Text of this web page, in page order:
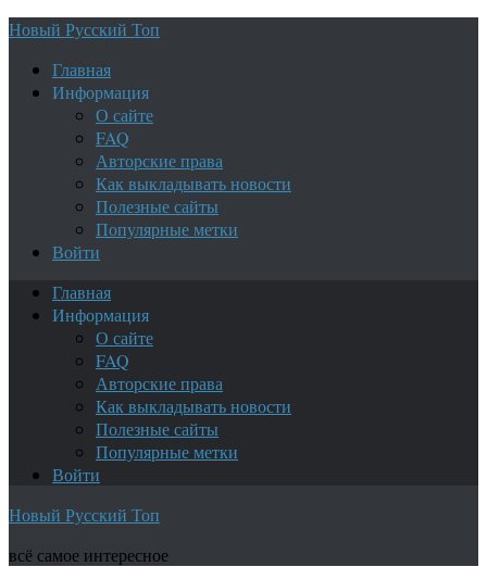
Новый Русский Топ
Главная
Информация
О сайте
FAQ
Авторские права
Как выкладывать новости
Полезные сайты
Популярные метки
Войти
Главная
Информация
О сайте
FAQ
Авторские права
Как выкладывать новости
Полезные сайты
Популярные метки
Войти
Новый Русский Топ
всё самое интересное